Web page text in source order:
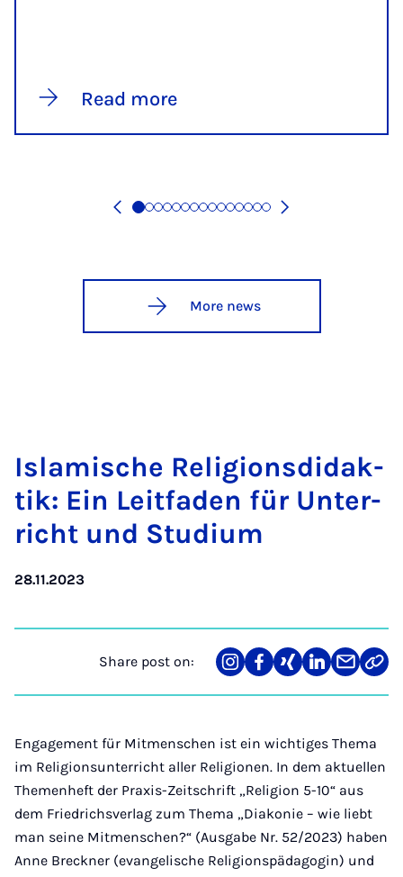
Read more
More news
Is­lamis­che Re­li­gionsdidak­
tik: Ein Leit­faden für Un­ter­
richt und Stu­di­um
28.11.2023
Share post on:
Share
on
Teilen
auf
Teilen
auf
Teilen
auf
Teilen
über
Link
Engagement für Mitmenschen ist ein wichtiges Thema
im Religionsunterricht aller Religionen. In dem aktuellen
Themenheft der Praxis-Zeitschrift „Religion 5-10“ aus
dem Friedrichsverlag zum Thema „Diakonie – wie liebt
man seine Mitmenschen?“ (Ausgabe Nr. 52/2023) haben
Anne Breckner (evangelische Religionspädagogin) und